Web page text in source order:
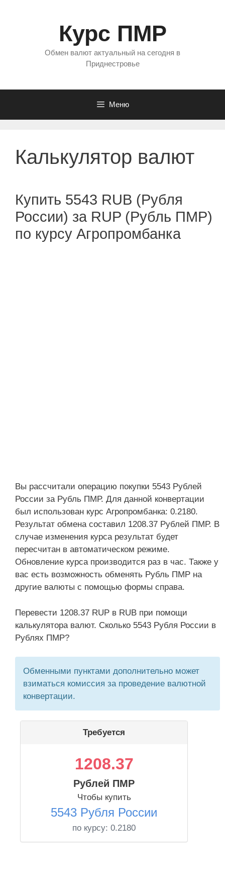
Курс ПМР
Обмен валют актуальный на сегодня в
Приднестровье
Меню
Калькулятор валют
Купить 5543 RUB (Рубля
России) за RUP (Рубль ПМР)
по курсу Агропромбанка
Вы рассчитали операцию покупки 5543 Рублей
России за Рубль ПМР. Для данной конвертации
был использован курс Агропромбанка: 0.2180.
Результат обмена составил 1208.37 Рублей ПМР. В
случае изменения курса результат будет
пересчитан в автоматическом режиме.
Обновление курса производится раз в час. Также у
вас есть возможность обменять Рубль ПМР на
другие валюты с помощью формы справа.
Перевести 1208.37 RUP в RUB при помощи
калькулятора валют. Сколько 5543 Рубля России в
Рублях ПМР?
Обменными пунктами дополнительно может
взиматься комиссия за проведение валютной
конвертации.
Требуется
1208.37
Рублей ПМР
Чтобы купить
5543 Рубля России
по курсу: 0.2180